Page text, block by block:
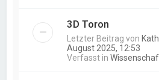
3D Toron
Letzter Beitrag von
August 2025, 12:53
Verfasst in